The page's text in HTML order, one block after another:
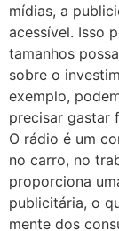
mídias, a
acessível. Isso
tamanhos
sobre o
exemplo,
precisar gastar
O rádio é um
no carro, no
proporciona
publicitária, o
mente dos